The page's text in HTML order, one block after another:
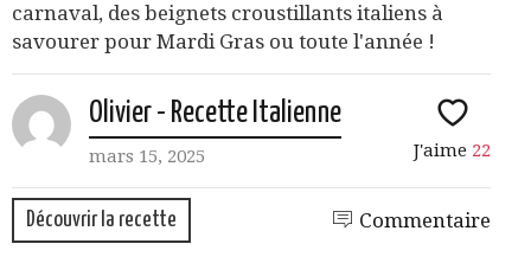
carnaval, des beignets croustillants italiens à
savourer pour Mardi Gras ou toute l'année !
Olivier - Recette Italienne
mars 15, 2025 J'aime 22
Découvrir la recette Commentaire